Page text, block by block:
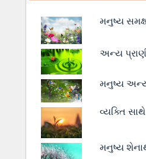
મનુષ્ય
અન્ય
મનુષ્ય
વ્યક્તિ
મનુષ્ય